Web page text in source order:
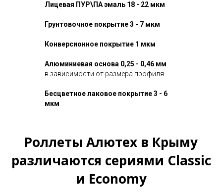
Лицевая ПУР\ПА эмаль 18 - 22 мкм
Грунтовочное покрытие 3 - 7 мкм
Конверсионное покрытие 1 мкм
Алюминиевая основа 0,25 - 0,46 мм
в зависимости от размера профиля
Бесцветное лаковое покрытие 3 - 6
мкм
Роллеты Алютех в Крыму
различаются сериями Classic
и Economy